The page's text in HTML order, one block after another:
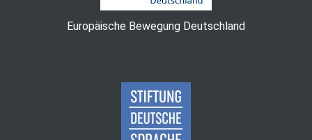
Europäische Bewegung Deutschland